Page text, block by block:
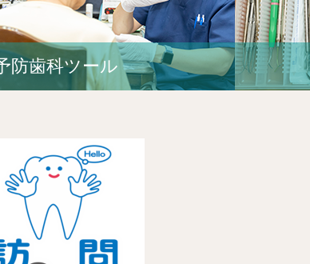
防歯科ツール